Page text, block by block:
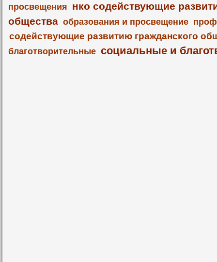
просвещения нко содействующие
общества образования и просвещение
содействующие развитию гражданского
благотворительные социальные и